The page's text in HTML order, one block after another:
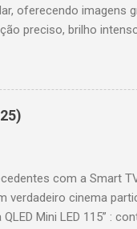
oferecendo imagens
preciso, brilho
nativa de 144Hz (até
: interface
Prime Video, HBO
e dimensões Largura:
Estrutura imponen...
com a Smart
verdadeiro cinema
Mini LED 115” :